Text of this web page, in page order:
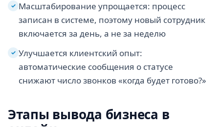
✓ Масштабирование упрощается: процесс
записан в системе, поэтому новый сотрудник
включается за день, а не за неделю
✓ Улучшается клиентский опыт:
автоматические сообщения о статусе
снижают число звонков «когда будет готово?»
Этапы вывода бизнеса в